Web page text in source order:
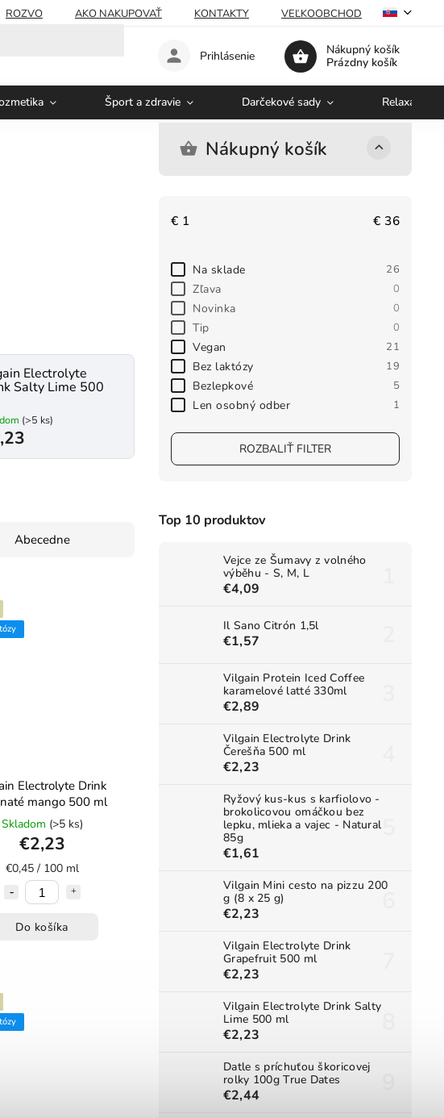
ROZVO AKO NAKUPOVAŤ KONTAKTY VEĽKOOBCHOD
Nákupný košík
Prázdny košík
Prihlásenie
Šport a zdravie Darčekové sady Relaxácia a
Nákupný košík
€ 1 € 36
Na sklade 26
Zľava 0
Novinka 0
Tip 0
Vegan 21
Bez laktózy 19
Bezlepkové 5
Len osobný odber 1
ROZBALIŤ FILTER
Top 10 produktov
Vejce ze Šumavy z volného
výběhu - S, M, L
€4,09
Il Sano Citrón 1,5l
€1,57
Vilgain Protein Iced Coffee
karamelové latté 330ml
€2,89
Vilgain Electrolyte Drink
Čerešňa 500 ml
€2,23
Ryžový kus-kus s karfiolovo -
brokolicovou omáčkou bez
lepku, mlieka a vajec - Natural
85g
€1,61
Vilgain Mini cesto na pizzu 200
g (8 x 25 g)
€2,23
Vilgain Electrolyte Drink
Grapefruit 500 ml
€2,23
Vilgain Electrolyte Drink Salty
Lime 500 ml
€2,23
Datle s príchuťou škoricovej
rolky 100g True Dates
€2,44
Electrolyte
Salty Lime 500
(>5 ks)
Abecedne
Electrolyte Drink
mango 500 ml
Skladom (>5 ks)
€2,23
€0,45 / 100 ml
Do košíka